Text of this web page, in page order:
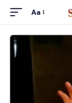
Aa